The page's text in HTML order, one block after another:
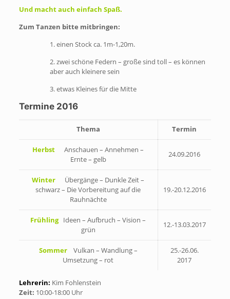
Und macht auch einfach Spaß.
Zum Tanzen bitte mitbringen:
1. einen Stock ca. 1m-1,20m.
2. zwei schöne Federn – große sind toll – es können
aber auch kleinere sein
3. etwas Kleines für die Mitte
Termine 2016
Thema Termin
Herbst Anschauen – Annehmen –
Ernte – gelb
24.09.2016
Winter Übergänge – Dunkle Zeit –
schwarz – Die Vorbereitung auf die
Rauhnächte
19.-20.12.2016
FrühlingIdeen – Aufbruch – Vision –
grün
12.-13.03.2017
SommerVulkan – Wandlung –
Umsetzung – rot
25.-26.06.
2017
Lehrerin: Kim Fohlenstein
Zeit: 10:00-18:00 Uhr